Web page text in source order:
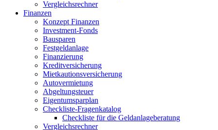
Vergleichsrechner
Finanzen
Konzept Finanzen
Investment-Fonds
Bausparen
Festgeldanlage
Finanzierung
Kreditversicherung
Mietkautionsversicherung
Autovermietung
Abgeltungsteuer
Eigentumsparplan
Checkliste-Fragenkatalog
Checkliste für die Geldanlageberatung
Vergleichsrechner